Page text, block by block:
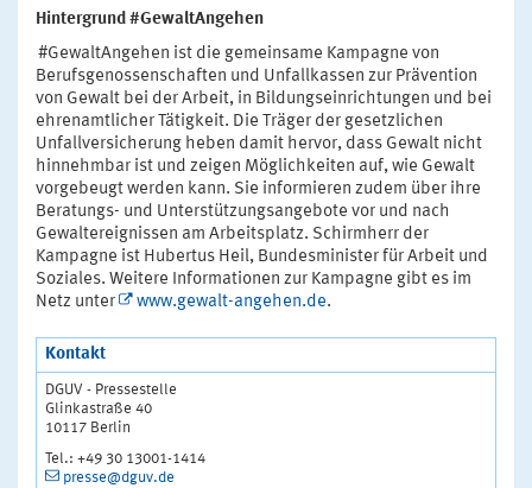
Hintergrund #GewaltAngehen
#GewaltAngehen ist die gemeinsame Kampagne von
Berufsgenossenschaften und Unfallkassen zur Prävention
von Gewalt bei der Arbeit, in Bildungseinrichtungen und bei
ehrenamtlicher Tätigkeit. Die Träger der gesetzlichen
Unfallversicherung heben damit hervor, dass Gewalt nicht
hinnehmbar ist und zeigen Möglichkeiten auf, wie Gewalt
vorgebeugt werden kann. Sie informieren zudem über ihre
Beratungs- und Unterstützungsangebote vor und nach
Gewaltereignissen am Arbeitsplatz. Schirmherr der
Kampagne ist Hubertus Heil, Bundesminister für Arbeit und
Soziales. Weitere Informationen zur Kampagne gibt es im
Netz unter
www.gewalt-angehen.de.
Kontakt
DGUV - Pressestelle
Glinkastraße 40
10117 Berlin
Tel.: +49 30 13001-1414
presse@dguv.de